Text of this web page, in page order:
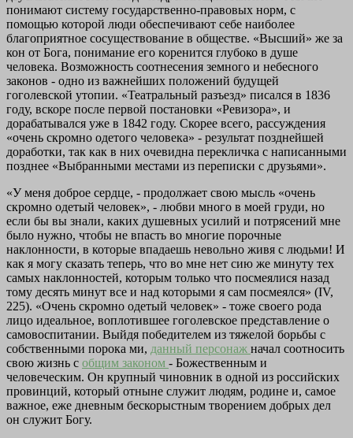
понимают систему государственно-правовых норм, с
помощью которой люди обеспечивают себе наиболее
благоприятное сосуществование в обществе. «Высший» же за
кон от Бога, понимание его коренится глубоко в душе
человека. Возможность соотнесения земного и небесного
законов - одно из важнейших положений будущей
гоголевской утопии. «Театральный разъезд» писался в 1836
году, вскоре после первой постановки «Ревизора», и
дорабатывался уже в 1842 году. Скорее всего, рассуждения
«очень скромно одетого человека» - результат позднейшей
доработки, так как в них очевидна перекличка с написанными
позднее «Выбранными местами из переписки с друзьями».
«У меня доброе сердце, - продолжает свою мысль «очень
скромно одетый человек», - любви много в моей груди, но
если бы вы знали, каких душевных усилий и потрясений мне
было нужно, чтобы не впасть во многие порочные
наклонности, в которые впадаешь невольно живя с людьми! И
как я могу сказать теперь, что во мне нет сию же минуту тех
самых наклонностей, которым только что посмеялися назад
тому десять минут все и над которыми я сам посмеялся» (IV,
225). «Очень скромно одетый человек» - тоже своего рода
лицо идеальное, воплотившее гоголевское представление о
самовоспитании. Выйдя победителем из тяжелой борьбы с
собственными порока ми, данный персонаж начал соотносить
свою жизнь с общим законом - Божественным и
человеческим. Он крупный чиновник в одной из российских
провинций, который отныне служит людям, родине и, самое
важное, еже дневным бескорыстным творением добрых дел
он служит Богу.